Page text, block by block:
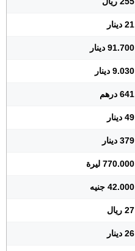
21 دينار
91.700 دينار
9.030 دينار
641 درهم
49 دينار
379 دينار
770.000 ليرة
42.000 جنيه
27 ريال
26 دينار